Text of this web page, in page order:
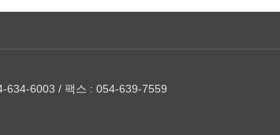
634-6003 / 팩스 : 054-639-7559